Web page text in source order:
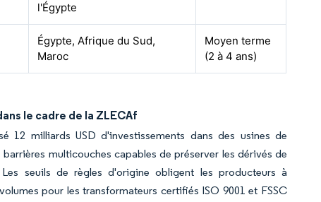
l'Égypte
Égypte, Afrique du Sud,
Maroc
Moyen terme
(2 à 4 ans)
le cadre de la ZLECAf
12 milliards USD d'investissements dans des usines de
multicouches capables de préserver les dérivés de
seuils de règles d'origine obligent les producteurs à
pour les transformateurs certifiés ISO 9001 et FSSC